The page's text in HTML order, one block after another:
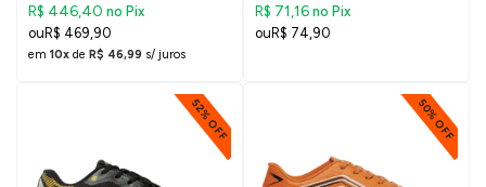
R$ 446,40 no Pix
R$ 469,90
em 10x de R$ 46,99 s/ juros
R$ 71,16 no Pix
R$ 74,90
52% OFF 50% OFF